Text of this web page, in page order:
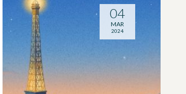
04
MAR
2024